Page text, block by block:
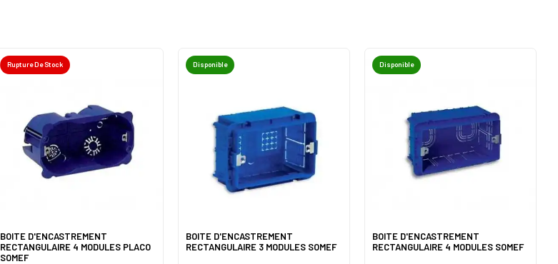
Rupture De Stock
BOITE D'ENCASTREMENT
RECTANGULAIRE 4 MODULES PLACO
SOMEF
Disponible
BOITE D'ENCASTREMENT
RECTANGULAIRE 3 MODULES SOMEF
Disponible
BOITE D'ENCASTREMENT
RECTANGULAIRE 4 MODULES SOMEF